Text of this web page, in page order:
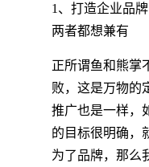
1、打造企业品
两者都想兼有
正所谓鱼和熊掌
败，这是万物的
推广也是一样，
的目标很明确，
为了品牌，那么